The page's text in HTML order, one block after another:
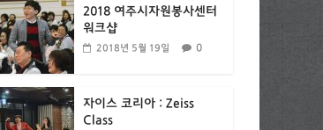
2018 여주시자원봉사센터
워크샵
2018년 5월 19일 0
자이스 코리아 : Zeiss
Class